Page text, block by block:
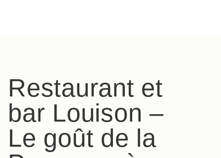
Restaurant et
bar Louison –
Le goût de la
Réserver